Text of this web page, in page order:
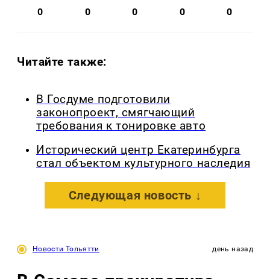
0 0 0 0 0
Читайте также:
В Госдуме подготовили
законопроект, смягчающий
требования к тонировке авто
Исторический центр Екатеринбурга
стал объектом культурного наследия
Следующая новость ↓
Новости Тольятти день назад